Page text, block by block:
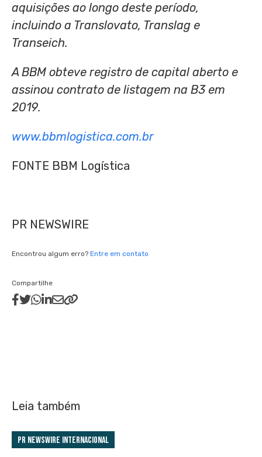
aquisições ao longo deste período,
incluindo a Translovato, Translag e
Transeich.
A BBM obteve registro de capital aberto e
assinou contrato de listagem na B3 em
2019.
www.bbmlogistica.com.br
FONTE BBM Logística
PR NEWSWIRE
Encontrou algum erro? Entre em contato
Compartilhe
Leia também
PR Newswire Internacional